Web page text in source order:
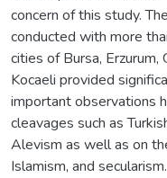
concern of this study.
conducted with more
cities of Bursa, Erzurum,
Kocaeli provided
important observations
cleavages such as
Alevism as well as on
Islamism, and secularism.